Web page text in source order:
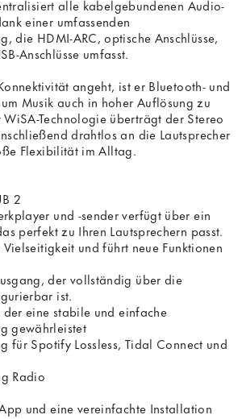
alle kabelgebundenen Audio-
einer umfassenden
die HDMI-ARC, optische Anschlüsse,
Anschlüsse umfasst.
angeht, ist er Bluetooth- und
Musik auch in hoher Auflösung zu
Technologie überträgt der Stereo
drahtlos an die Lautsprecher
Flexibilität im Alltag.
2
und -sender verfügt über ein
perfekt zu Ihren Lautsprechern passt.
und führt neue Funktionen
der vollständig über die
ist.
der eine stabile und einfache
gewährleistet
für Spotify Lossless, Tidal Connect und
Radio
und eine vereinfachte Installation